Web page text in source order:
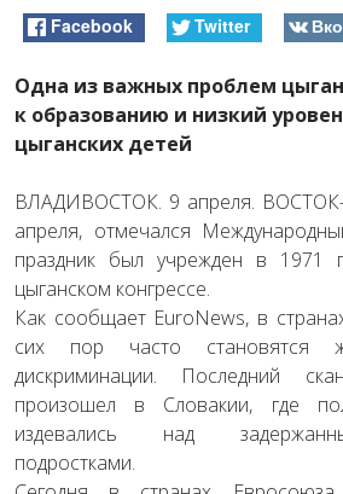
Facebook Twitter
Одна из важных проблем
к образованию и низкий
цыганских детей
ВЛАДИВОСТОК. 9 апреля.
апреля, отмечался
праздник был учрежден в 1971
цыганском конгрессе.
Как сообщает EuroNews, в
сих пор часто становятся
дискриминации. Последний
произошел в Словакии, где
издевались над
подростками.